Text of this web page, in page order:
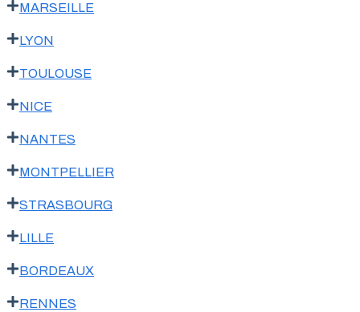
MARSEILLE
LYON
TOULOUSE
NICE
NANTES
MONTPELLIER
STRASBOURG
LILLE
BORDEAUX
RENNES